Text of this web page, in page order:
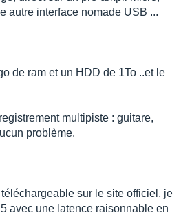
autre interface nomade USB ...
de ram et un HDD de 1To ..et le
multipiste : guitare,
problème.
sur le site officiel, je
avec une latence raisonnable en